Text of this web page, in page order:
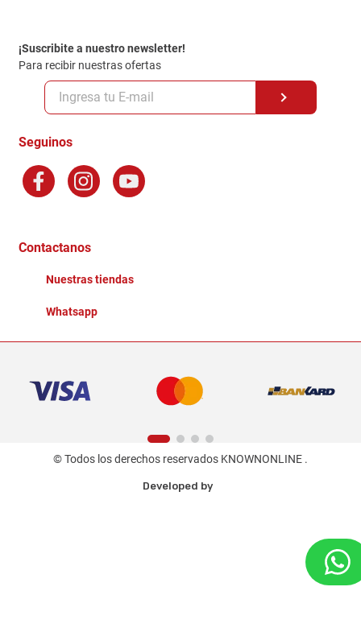
Politica de Privacidad
Políticas y condiciones GiftCard
Formas de Pago
Terminos y Condiciones
Factura Electronica
Ganadores - Promociones
¡Suscribite a nuestro newsletter!
Para recibir nuestras ofertas
Seguinos
Contactanos
Nuestras tiendas
Whatsapp
© Todos los derechos reservados KNOWNONLINE .
Developed by